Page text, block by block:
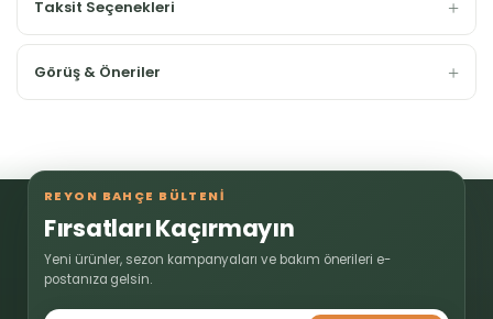
Taksit Seçenekleri
Görüş & Öneriler
REYON BAHÇE BÜLTENİ
Fırsatları Kaçırmayın
Yeni ürünler, sezon kampanyaları ve bakım önerileri e-
postanıza gelsin.